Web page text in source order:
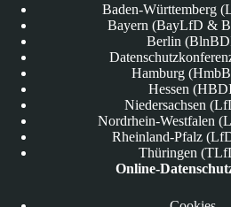
Baden-Württemberg
Bayern (BayLfD &
Berlin
Hamburg
Hessen
Niedersachsen
Nordrhein-Westfalen
Rheinland-Pfalz
Thüringen
Online-